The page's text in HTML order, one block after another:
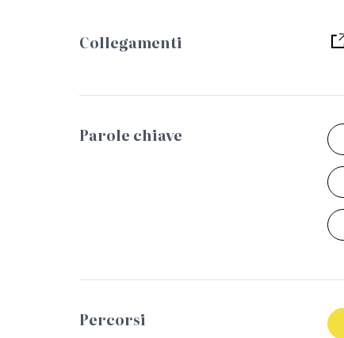
Collegamenti
Parole chiave
Percorsi